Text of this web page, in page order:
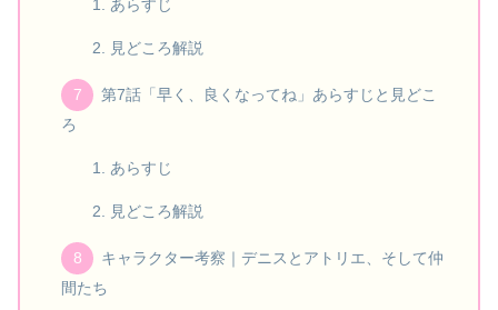
あらすじ
見どころ解説
第7話「早く、良くなってね」あらすじと見どこ
ろ
あらすじ
見どころ解説
キャラクター考察｜デニスとアトリエ、そして仲
間たち